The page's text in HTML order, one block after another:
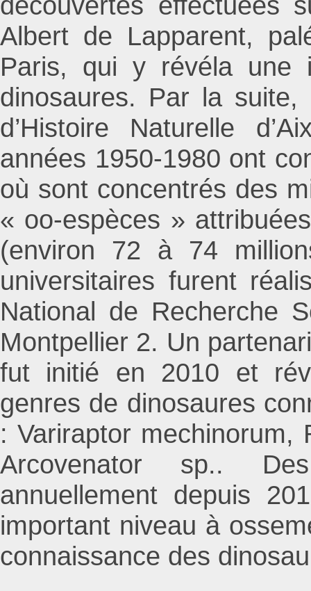
Albert de Lapparent,
Paris, qui y révéla une
dinosaures. Par la
d’Histoire Naturelle
années 1950-1980 ont
où sont concentrés des
« oo-espèces »
(environ 72 à 74
universitaires furent
National de Recherche
Montpellier 2. Un
fut initié en 2010 et
genres de dinosaures
: Variraptor mechinorum,
Arcovenator sp..
annuellement depuis
important niveau à
connaissance des